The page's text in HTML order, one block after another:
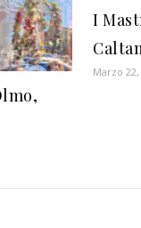
I
Marzo 22,